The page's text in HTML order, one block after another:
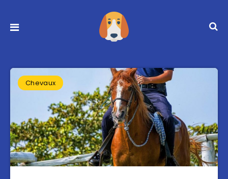
Chevaux